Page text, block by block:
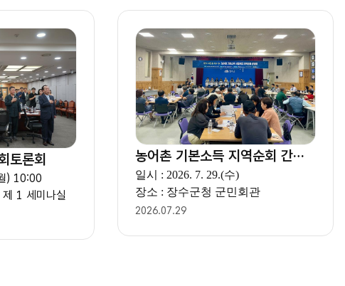
이
드
이
드
토론회
) 10:00
1 세미나실
농어촌 기본소득 지역순회 간담회(전북 장수)
일시 : 2026. 7. 29.(수)
장소 : 장수군청 군민회관
2026.07.29